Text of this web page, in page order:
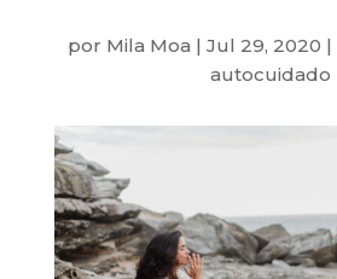
por Mila Moa |Jul 29, 2020 |
autocuidado